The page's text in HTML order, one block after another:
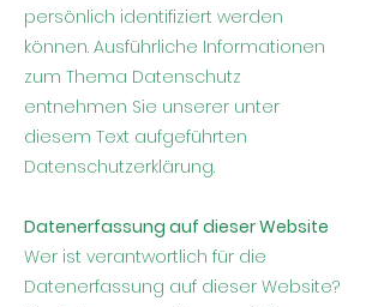
persönlich identifiziert werden
können. Ausführliche Informationen
zum Thema Datenschutz
entnehmen Sie unserer unter
diesem Text aufgeführten
Datenschutzerklärung.
Datenerfassung auf dieser Website
Wer ist verantwortlich für die
Datenerfassung auf dieser Website?